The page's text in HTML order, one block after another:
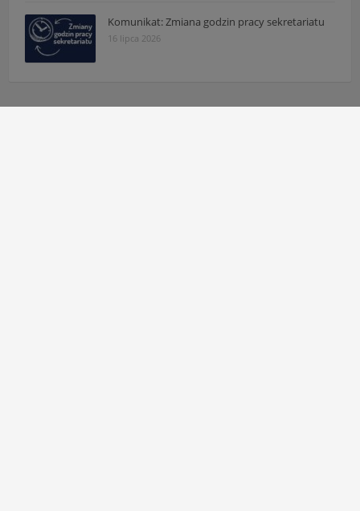
Komunikat: Zmiana godzin pracy sekretariatu
16 lipca 2026